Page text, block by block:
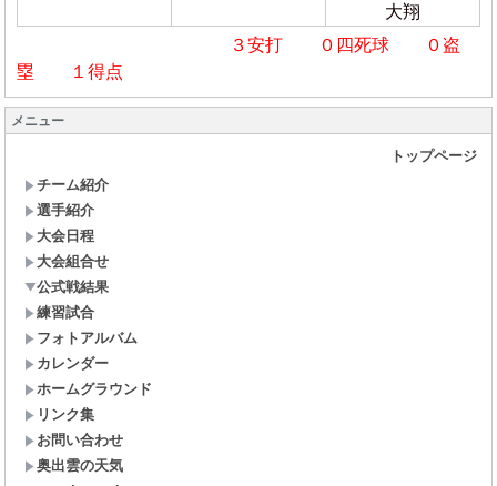
メニュー
トップページ
チーム紹介
選手紹介
大会日程
大会組合せ
公式戦結果
練習試合
フォトアルバム
カレンダー
ホームグラウンド
リンク集
お問い合わせ
奥出雲の天気
大翔
３安打 ０四死球 ０盗
塁 １得点